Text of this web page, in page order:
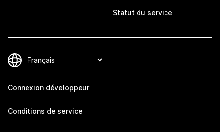
Statut du service
Connexion développeur
Conditions de service